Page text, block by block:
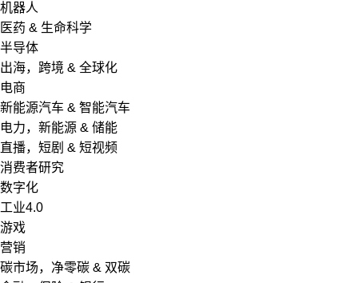
机器人
医药 & 生命科学
半导体
出海，跨境 & 全球化
电商
新能源汽车 & 智能汽车
电力，新能源 & 储能
直播，短剧 & 短视频
消费者研究
数字化
工业4.0
游戏
营销
碳市场，净零碳 & 双碳